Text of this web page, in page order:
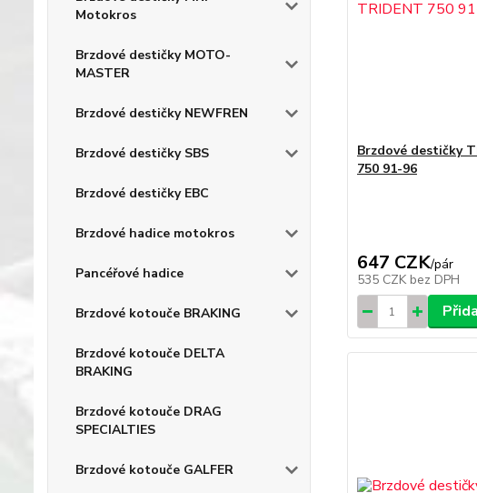
Motokros
Brzdové destičky MOTO-
MASTER
Brzdové destičky NEWFREN
Brzdové destičky SBS
Brzdové destičky EBC
Brzdové hadice motokros
Pancéřové hadice
Brzdové kotouče BRAKING
Brzdové kotouče DELTA
BRAKING
Brzdové kotouče DRAG
SPECIALTIES
Brzdové kotouče GALFER
Brzdové destičky
750 91-96
647 CZK/pár
535 CZK bez DPH